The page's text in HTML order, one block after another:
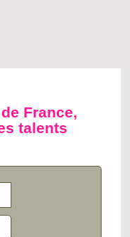
France,
talents